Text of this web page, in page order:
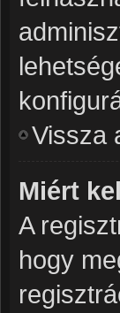
Vissza
Miért
A
hogy